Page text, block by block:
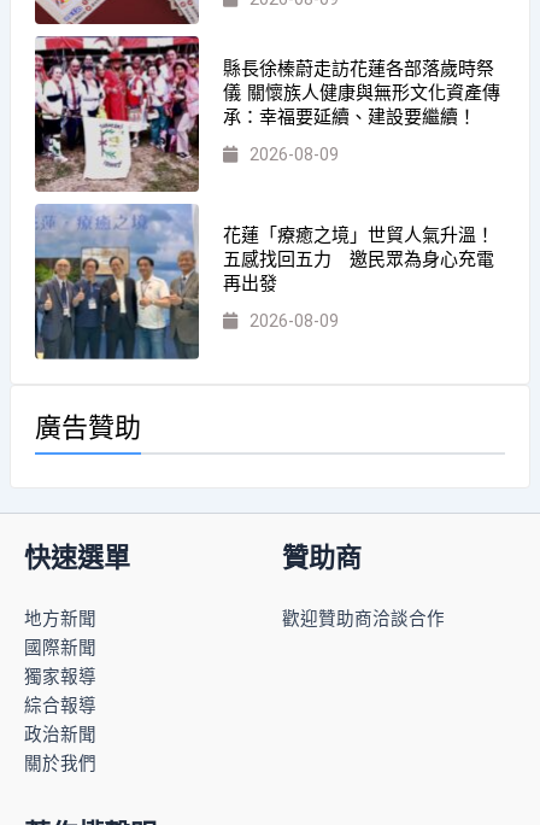
縣長徐榛蔚走訪花蓮各部落歲時祭
儀 關懷族人健康與無形文化資產傳
承：幸福要延續、建設要繼續！
2026-08-09
花蓮「療癒之境」世貿人氣升溫！
五感找回五力 邀民眾為身心充電
再出發
2026-08-09
廣告贊助
快速選單
地方新聞
國際新聞
獨家報導
綜合報導
政治新聞
關於我們
贊助商
歡迎贊助商洽談合作